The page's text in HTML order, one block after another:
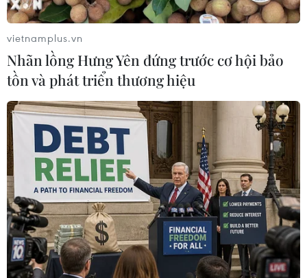
#Dịch COVID-19
#Lây nhiễm cộng đồng
#Ca mắc mới
#Giãn cách xã hội
#Cách ly y tế
#Tiêm vaccine chống COVID-19
Theo dõi VietnamPlus
vietnamplus.vn
Nhãn lồng Hưng Yên đứng trước cơ hội bảo
tồn và phát triển thương hiệu